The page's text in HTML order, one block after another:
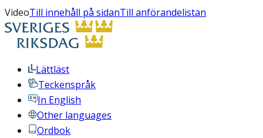
VideoTill innehåll på sidanTill anförandelistan
Lättläst
Teckenspråk
In English
Other languages
Ordbok